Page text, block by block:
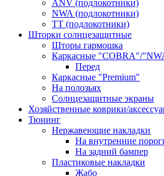
ANV (подлокотники)
NWA (подлокотники)
TT (подлокотники)
Шторки солнцезащитные
Шторы гармошка
Каркасные "COBRA"/
Перед
Каркасные "Premium"
На полозьях
Солнцезащитные экраны
Хозяйственные коврики/
Тюнинг
Нержавеющие накладки
На внутренние
На задний бампер
Пластиковые накладки
Жабо